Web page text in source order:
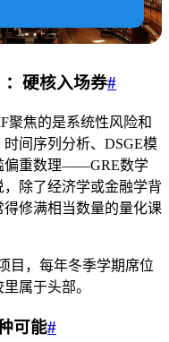
硬核入场券#
聚焦的是系统性风险和
间序列分析、DSGE模
偏重数理——GRE数学
除了经济学或金融学背
修满相当数量的量化课
目，每年冬季学期席位
属于头部。
可能#